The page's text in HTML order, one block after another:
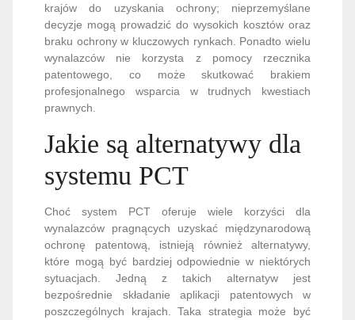
krajów do uzyskania ochrony; nieprzemyślane
decyzje mogą prowadzić do wysokich kosztów oraz
braku ochrony w kluczowych rynkach. Ponadto wielu
wynalazców nie korzysta z pomocy rzecznika
patentowego, co może skutkować brakiem
profesjonalnego wsparcia w trudnych kwestiach
prawnych.
Jakie są alternatywy dla
systemu PCT
Choć system PCT oferuje wiele korzyści dla
wynalazców pragnących uzyskać międzynarodową
ochronę patentową, istnieją również alternatywy,
które mogą być bardziej odpowiednie w niektórych
sytuacjach. Jedną z takich alternatyw jest
bezpośrednie składanie aplikacji patentowych w
poszczególnych krajach. Taka strategia może być